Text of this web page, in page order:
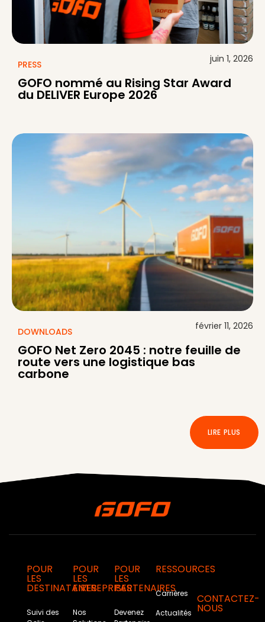
PRESS juin 1, 2026
GOFO nommé au Rising Star Award
du DELIVER Europe 2026
DOWNLOADS février 11, 2026
GOFO Net Zero 2045 : notre feuille de
route vers une logistique bas
carbone
LIRE PLUS
CONTACTEZ-
NOUS
POUR
LES
DESTINATAIRES
Suivi des
POUR
LES
ENTREPRISES
Nos
POUR
LES
PARTENAIRES
Devenez
RESSOURCES
Carrières
Actualités